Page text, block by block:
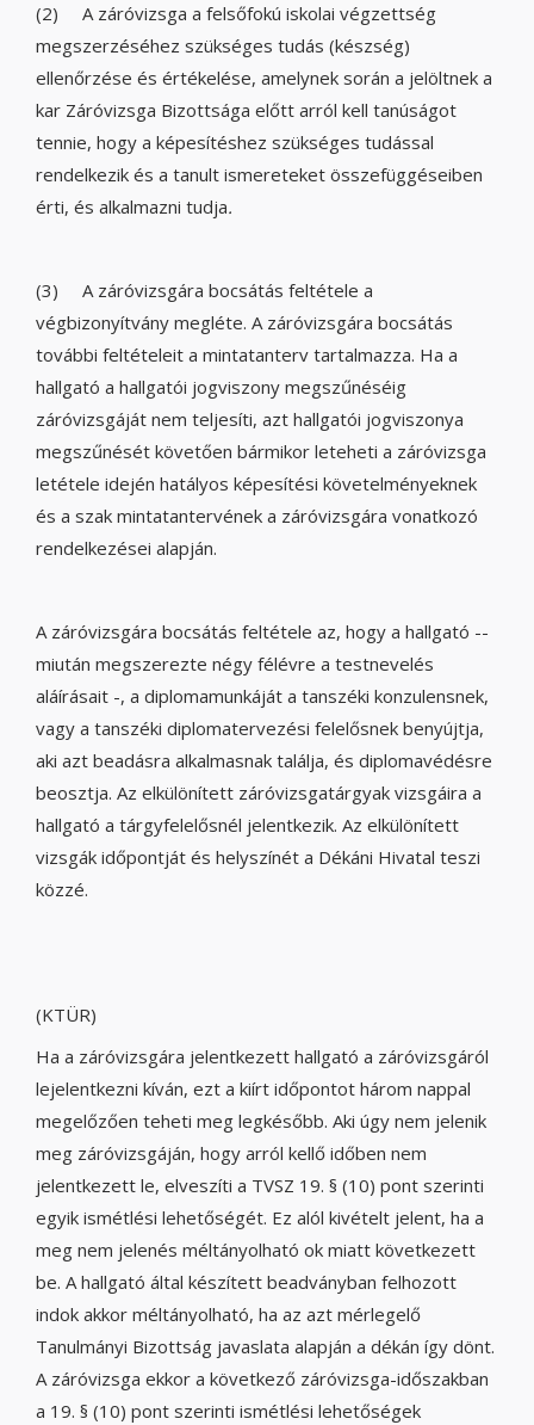
(2) A záróvizsga a felsőfokú iskolai végzettség
megszerzéséhez szükséges tudás (készség)
ellenőrzése és értékelése, amelynek során a jelöltnek a
kar Záróvizsga Bizottsága előtt arról kell tanúságot
tennie, hogy a képesítéshez szükséges tudással
rendelkezik és a tanult ismereteket összefüggéseiben
érti, és alkalmazni tudja.
(3) A záróvizsgára bocsátás feltétele a
végbizonyítvány megléte. A záróvizsgára bocsátás
további feltételeit a mintatanterv tartalmazza. Ha a
hallgató a hallgatói jogviszony megszűnéséig
záróvizsgáját nem teljesíti, azt hallgatói jogviszonya
megszűnését követően bármikor leteheti a záróvizsga
letétele idején hatályos képesítési követelményeknek
és a szak mintatantervének a záróvizsgára vonatkozó
rendelkezései alapján.
A záróvizsgára bocsátás feltétele az, hogy a hallgató --
miután megszerezte négy félévre a testnevelés
aláírásait -, a diplomamunkáját a tanszéki konzulensnek,
vagy a tanszéki diplomatervezési felelősnek benyújtja,
aki azt beadásra alkalmasnak találja, és diplomavédésre
beosztja. Az elkülönített záróvizsgatárgyak vizsgáira a
hallgató a tárgyfelelősnél jelentkezik. Az elkülönített
vizsgák időpontját és helyszínét a Dékáni Hivatal teszi
közzé.
(KTÜR)
Ha a záróvizsgára jelentkezett hallgató a záróvizsgáról
lejelentkezni kíván, ezt a kiírt időpontot három nappal
megelőzően teheti meg legkésőbb. Aki úgy nem jelenik
meg záróvizsgáján, hogy arról kellő időben nem
jelentkezett le, elveszíti a TVSZ 19. § (10) pont szerinti
egyik ismétlési lehetőségét. Ez alól kivételt jelent, ha a
meg nem jelenés méltányolható ok miatt következett
be. A hallgató által készített beadványban felhozott
indok akkor méltányolható, ha az azt mérlegelő
Tanulmányi Bizottság javaslata alapján a dékán így dönt.
A záróvizsga ekkor a következő záróvizsga-időszakban
a 19. § (10) pont szerinti ismétlési lehetőségek